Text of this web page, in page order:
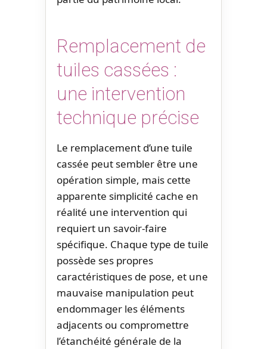
Remplacement de
tuiles cassées :
une intervention
technique précise
Le remplacement d’une tuile
cassée peut sembler être une
opération simple, mais cette
apparente simplicité cache en
réalité une intervention qui
requiert un savoir-faire
spécifique. Chaque type de tuile
possède ses propres
caractéristiques de pose, et une
mauvaise manipulation peut
endommager les éléments
adjacents ou compromettre
l’étanchéité générale de la